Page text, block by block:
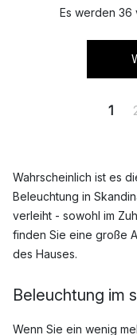
Es werden 36
1
Wahrscheinlich ist es
Beleuchtung in
verleiht - sowohl im
finden Sie eine große
des Hauses.
Beleuchtung im
Wenn Sie ein wenig